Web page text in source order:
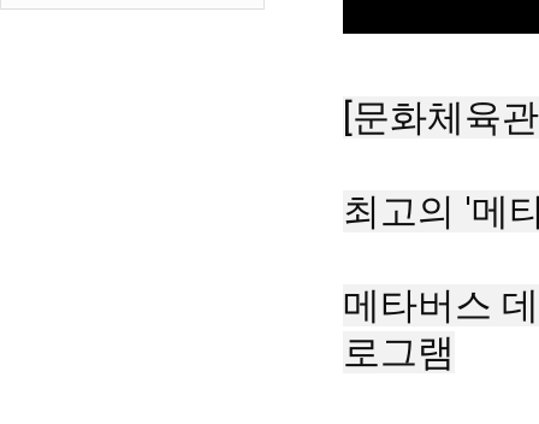
[문화체육
최고의 '메
메타버스
로그램